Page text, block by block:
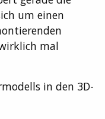
um einen
mal
in den 3D-